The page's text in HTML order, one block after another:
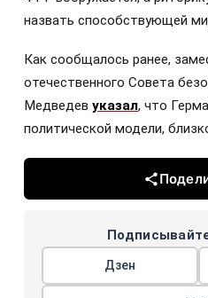
назвать способствующей
Как сообщалось ранее,
отечественного Совета
Медведев указал, что
политической модели,
Дзен